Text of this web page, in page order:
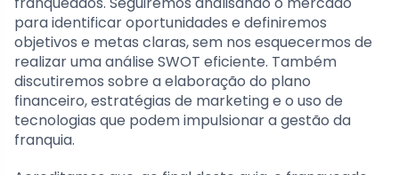
para identificar oportunidades e definiremos
objetivos e metas claras, sem nos esquecermos de
realizar uma análise SWOT eficiente. Também
discutiremos sobre a elaboração do plano
financeiro, estratégias de marketing e o uso de
tecnologias que podem impulsionar a gestão da
franquia.